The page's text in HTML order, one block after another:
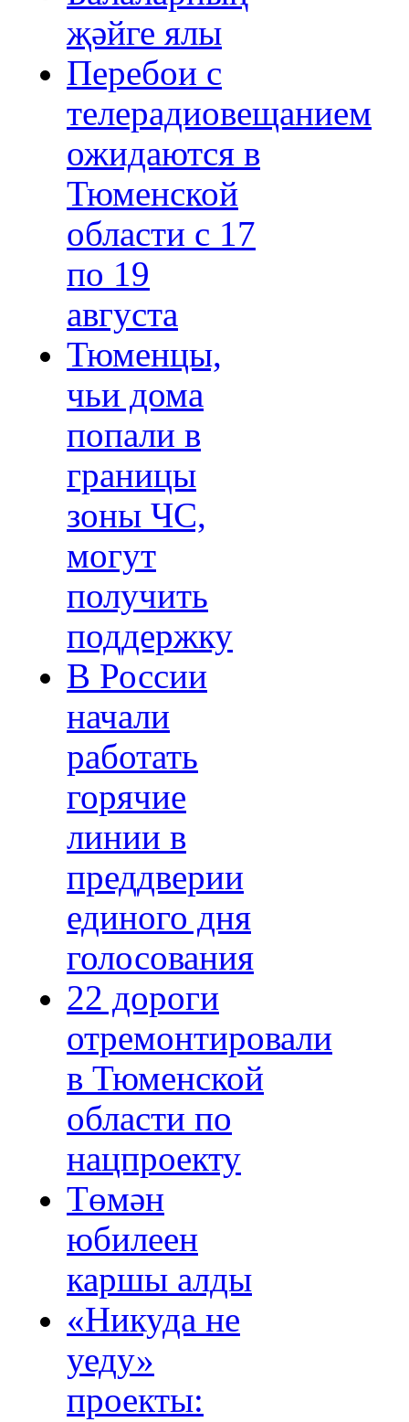
җәйге ялы
Перебои с
телерадиовещанием
ожидаются в
Тюменской
области с 17
по 19
августа
Тюменцы,
чьи дома
попали в
границы
зоны ЧС,
могут
получить
поддержку
В России
начали
работать
горячие
линии в
преддверии
единого дня
голосования
22 дороги
отремонтировали
в Тюменской
области по
нацпроекту
Төмән
юбилеен
каршы алды
«Никуда не
уеду»
проекты: